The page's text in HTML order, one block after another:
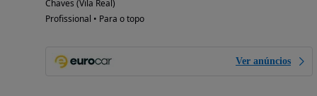
Chaves (Vila Real)
Profissional • Para o topo
Ver anúncios